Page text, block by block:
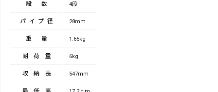
段数 4段
パイプ径 28mm
重量 1.65kg
耐荷重 6kg
収納長 547mm